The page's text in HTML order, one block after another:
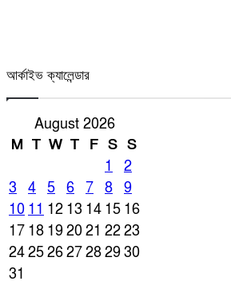
আর্কাইভ ক্যালেন্ডার
August 2026
M T W T F S S
1
2
3
4 5 6 7 8
9
10 11 12 13 14 15 16
17 18 1920 21 2223
24252627282930
31